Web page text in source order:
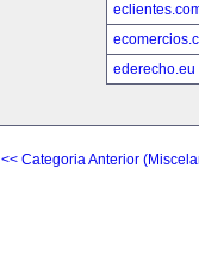
ederecho.eu
<< Categoria Anterior